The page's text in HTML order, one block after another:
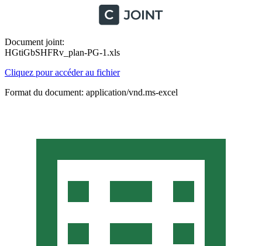
Document joint:
HGtiGbSHFRv_plan-PG-1.xls
Cliquez pour accéder au fichier
Format du document: application/vnd.ms-excel